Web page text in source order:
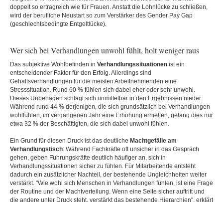
doppelt so ertragreich wie für Frauen. Anstatt die Lohnlücke zu schließen,
wird der berufliche Neustart so zum Verstärker des Gender Pay Gap
(geschlechtsbedingte Entgeltlücke).
Wer sich bei Verhandlungen unwohl fühlt, holt weniger raus
Das subjektive Wohlbefinden in Verhandlungssituationen ist ein
entscheidender Faktor für den Erfolg. Allerdings sind
Gehaltsverhandlungen für die meisten Arbeitnehmenden eine
Stresssituation. Rund 60 % fühlen sich dabei eher oder sehr unwohl.
Dieses Unbehagen schlägt sich unmittelbar in den Ergebnissen nieder:
Während rund 44 % derjenigen, die sich grundsätzlich bei Verhandlungen
wohlfühlen, im vergangenen Jahr eine Erhöhung erhielten, gelang dies nur
etwa 32 % der Beschäftigten, die sich dabei unwohl fühlen.
Ein Grund für diesen Druck ist das deutliche Machtgefälle am
Verhandlungstisch: Während Fachkräfte oft unsicher in das Gespräch
gehen, geben Führungskräfte deutlich häufiger an, sich in
Verhandlungssituationen sicher zu fühlen. Für Mitarbeitende entsteht
dadurch ein zusätzlicher Nachteil, der bestehende Ungleichheiten weiter
verstärkt. "Wie wohl sich Menschen in Verhandlungen fühlen, ist eine Frage
der Routine und der Machtverteilung. Wenn eine Seite sicher auftritt und
die andere unter Druck steht, verstärkt das bestehende Hierarchien", erklärt